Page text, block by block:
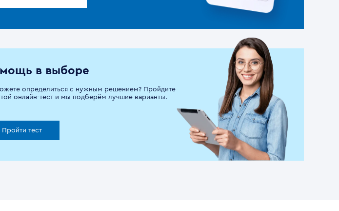
в выборе
определиться с нужным решением? Пройдите
онлайн-тест и мы подберём лучшие варианты.
Пройти тест